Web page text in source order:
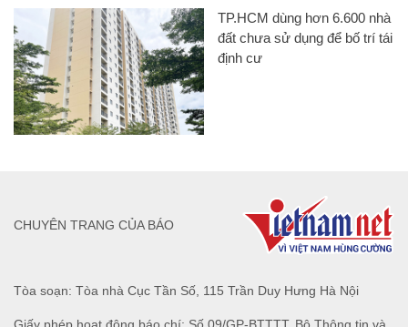
TP.HCM dùng hơn 6.600 nhà
đất chưa sử dụng để bố trí tái
định cư
Tòa soạn: Tòa nhà Cục Tần Số, 115 Trần Duy Hưng Hà Nội
CHUYÊN TRANG CỦA BÁO